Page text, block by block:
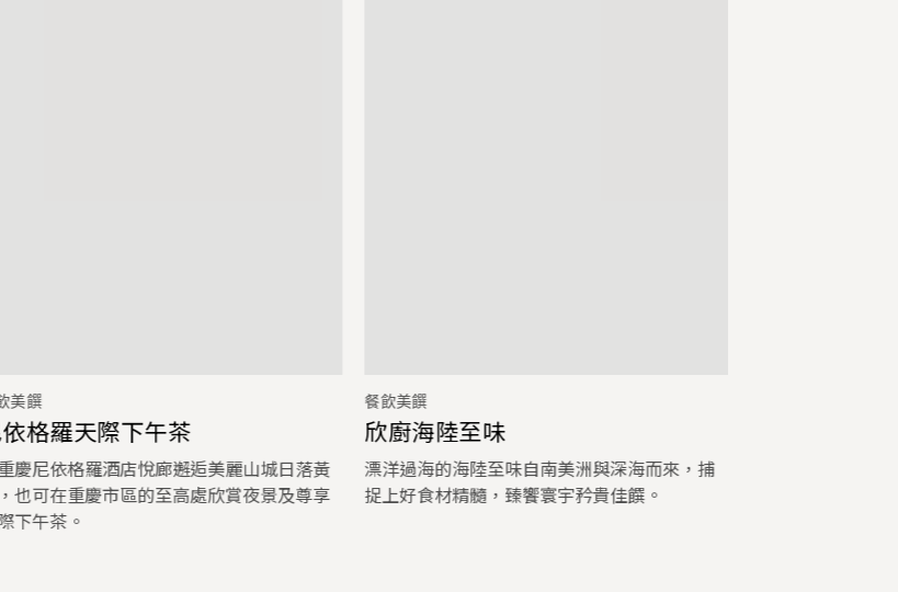
美饌
格羅天際下午茶
慶尼依格羅酒店悅廊邂逅美麗山城日落黃
也可在重慶市區的至高處欣賞夜景及尊享
下午茶。
餐飲美饌
欣廚海陸至味
漂洋過海的海陸至味自南美洲與深海而來，捕
捉上好食材精髓，臻饗寰宇矜貴佳饌。